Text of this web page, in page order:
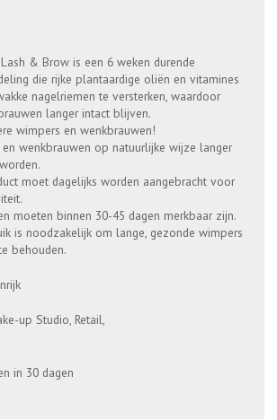
& Brow is een 6 weken durende
die rijke plantaardige oliën en vitamines
nagelriemen te versterken, waardoor
langer intact blijven.
wimpers en wenkbrauwen!
wenkbrauwen op natuurlijke wijze langer
moet dagelijks worden aangebracht voor
moeten binnen 30-45 dagen merkbaar zijn.
is noodzakelijk om lange, gezonde wimpers
behouden.
up Studio, Retail,
in 30 dagen